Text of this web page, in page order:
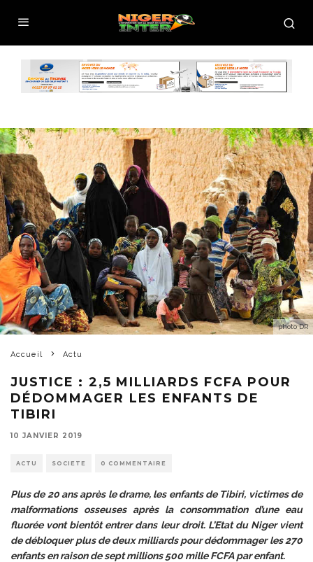
photo DR
Accueil Actu
JUSTICE : 2,5 MILLIARDS FCFA POUR
DÉDOMMAGER LES ENFANTS DE
TIBIRI
10 JANVIER 2019
ACTU SOCIETE 0 COMMENTAIRE
Plus de 20 ans après le drame, les enfants de Tibiri, victimes de
malformations osseuses après la consommation d’une eau
fluorée vont bientôt entrer dans leur droit. L’Etat du Niger vient
de débloquer plus de deux milliards pour dédommager les 270
enfants en raison de sept millions 500 mille FCFA par enfant.